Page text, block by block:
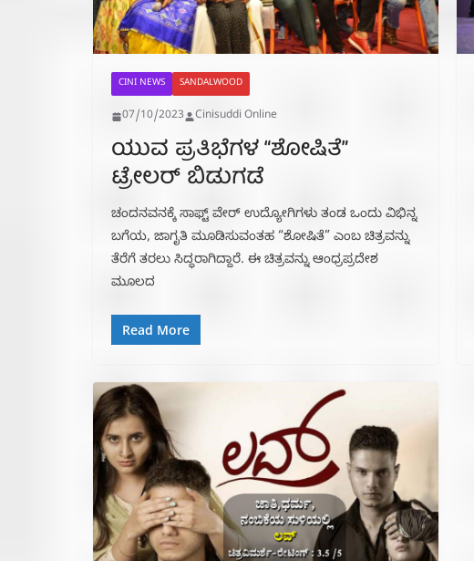
CINI NEWS SANDALWOOD
07/10/2023 Cinisuddi Online
ಯುವ ಪ್ರತಿಭೆಗಳ “ಶೋಷಿತೆ”
ಟ್ರೇಲರ್ ಬಿಡುಗಡೆ
ಚಂದನವನಕ್ಕೆ ಸಾಫ್ಟ್ ವೇರ್ ಉದ್ಯೋಗಿಗಳು ತಂಡ ಒಂದು ವಿಭಿನ್ನ
ಬಗೆಯ, ಜಾಗೃತಿ ಮೂಡಿಸುವಂತಹ “ಶೋಷಿತೆ” ಎಂಬ ಚಿತ್ರವನ್ನು
ತೆರೆಗೆ ತರಲು ಸಿದ್ಧರಾಗಿದ್ದಾರೆ. ಈ ಚಿತ್ರವನ್ನು ಆಂಧ್ರಪ್ರದೇಶ
ಮೂಲದ
Read More